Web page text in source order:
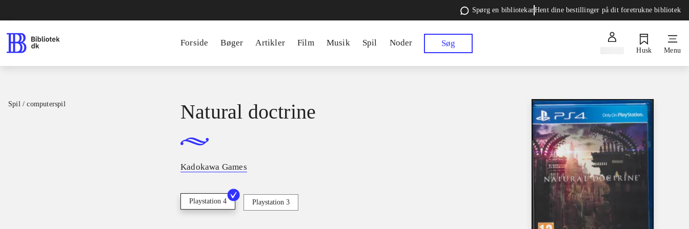
Spørg en bibliotekarHent dine bestillinger på dit foretrukne bibliotek
Forside Bøger Artikler Film Musik Spil Noder Søg
Husk Menu
Spil / computerspil Natural doctrine
Kadokawa Games
Playstation 4 Playstation 3